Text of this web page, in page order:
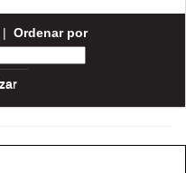
| Ordenar por